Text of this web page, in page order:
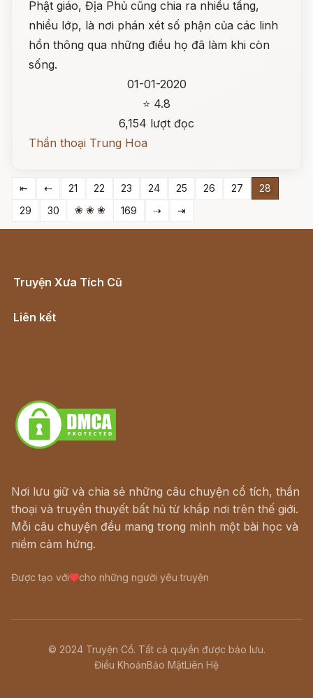
Phật giáo, Địa Phủ cũng chia ra nhiều tầng,
nhiều lớp, là nơi phán xét số phận của các linh
hồn thông qua những điều họ đã làm khi còn
sống.
01-01-2020
⭐ 4.8
6,154 lượt đọc
Thần thoại Trung Hoa
⇤ ⇠ 21 22 23 24 25 26 27
28
29
30 ❀ ❀ ❀ 169 ⇢ ⇥
Truyện Xưa Tích Cũ
Liên kết
Nơi lưu giữ và chia sẻ những câu chuyện cổ tích, thần
thoại và truyền thuyết bất hủ từ khắp nơi trên thế giới.
Mỗi câu chuyện đều mang trong mình một bài học và
niềm cảm hứng.
Được tạo với cho những người yêu truyện
© 2024 Truyện Cổ. Tất cả quyền được bảo lưu.
Điều KhoảnBảo MậtLiên Hệ